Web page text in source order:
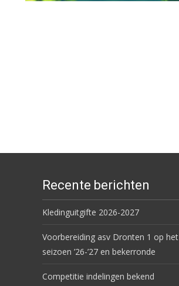
Recente berichten
Kledinguitgifte 2026-2027
Voorbereiding asv Dronten 1 op het
seizoen ’26-’27 en bekerronde
Competitie indelingen bekend